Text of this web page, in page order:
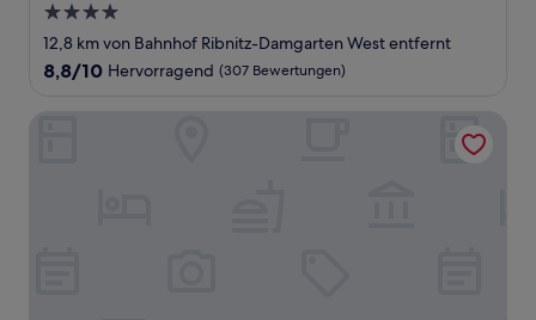
4.0-
Sterne-
Unterkunft
12,8 km von Bahnhof Ribnitz-Damgarten West entfernt
8.8
10,
8,8/10 Hervorragend (307 Bewertungen)